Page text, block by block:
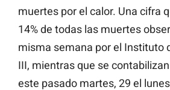
muertes por el calor. Una cifra
14% de todas las muertes
misma semana por el Instituto
III, mientras que se
este pasado martes, 29 el